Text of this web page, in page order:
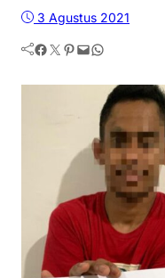
3 Agustus 2021
Facebook Twitter Pinterest Mail WhatsApp